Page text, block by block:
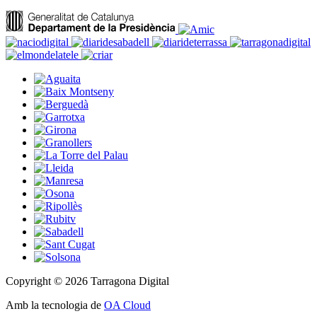
Copyright © 2026 Tarragona Digital
Amb la tecnologia de OA Cloud